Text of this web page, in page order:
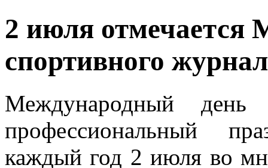
2 июля отмечается
спортивного
​Международный день
профессиональный
каждый год 2 июля во